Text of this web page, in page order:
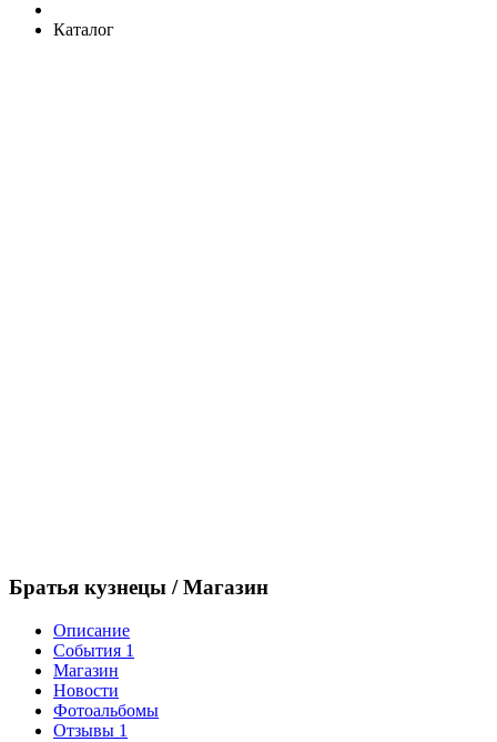
Каталог
Братья кузнецы /Магазин
Описание
События 1
Магазин
Новости
Фотоальбомы
Отзывы 1